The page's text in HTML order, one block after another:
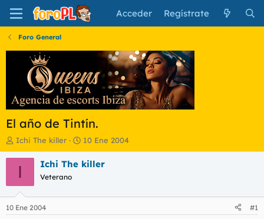
Acceder Regístrate
Foro General
El año de Tintín.
I
n
i
a
d
o
Ichi The killer
F
e
c
i
10 Ene 2004
I Ichi The killer
Veterano
10 Ene 2004 #1